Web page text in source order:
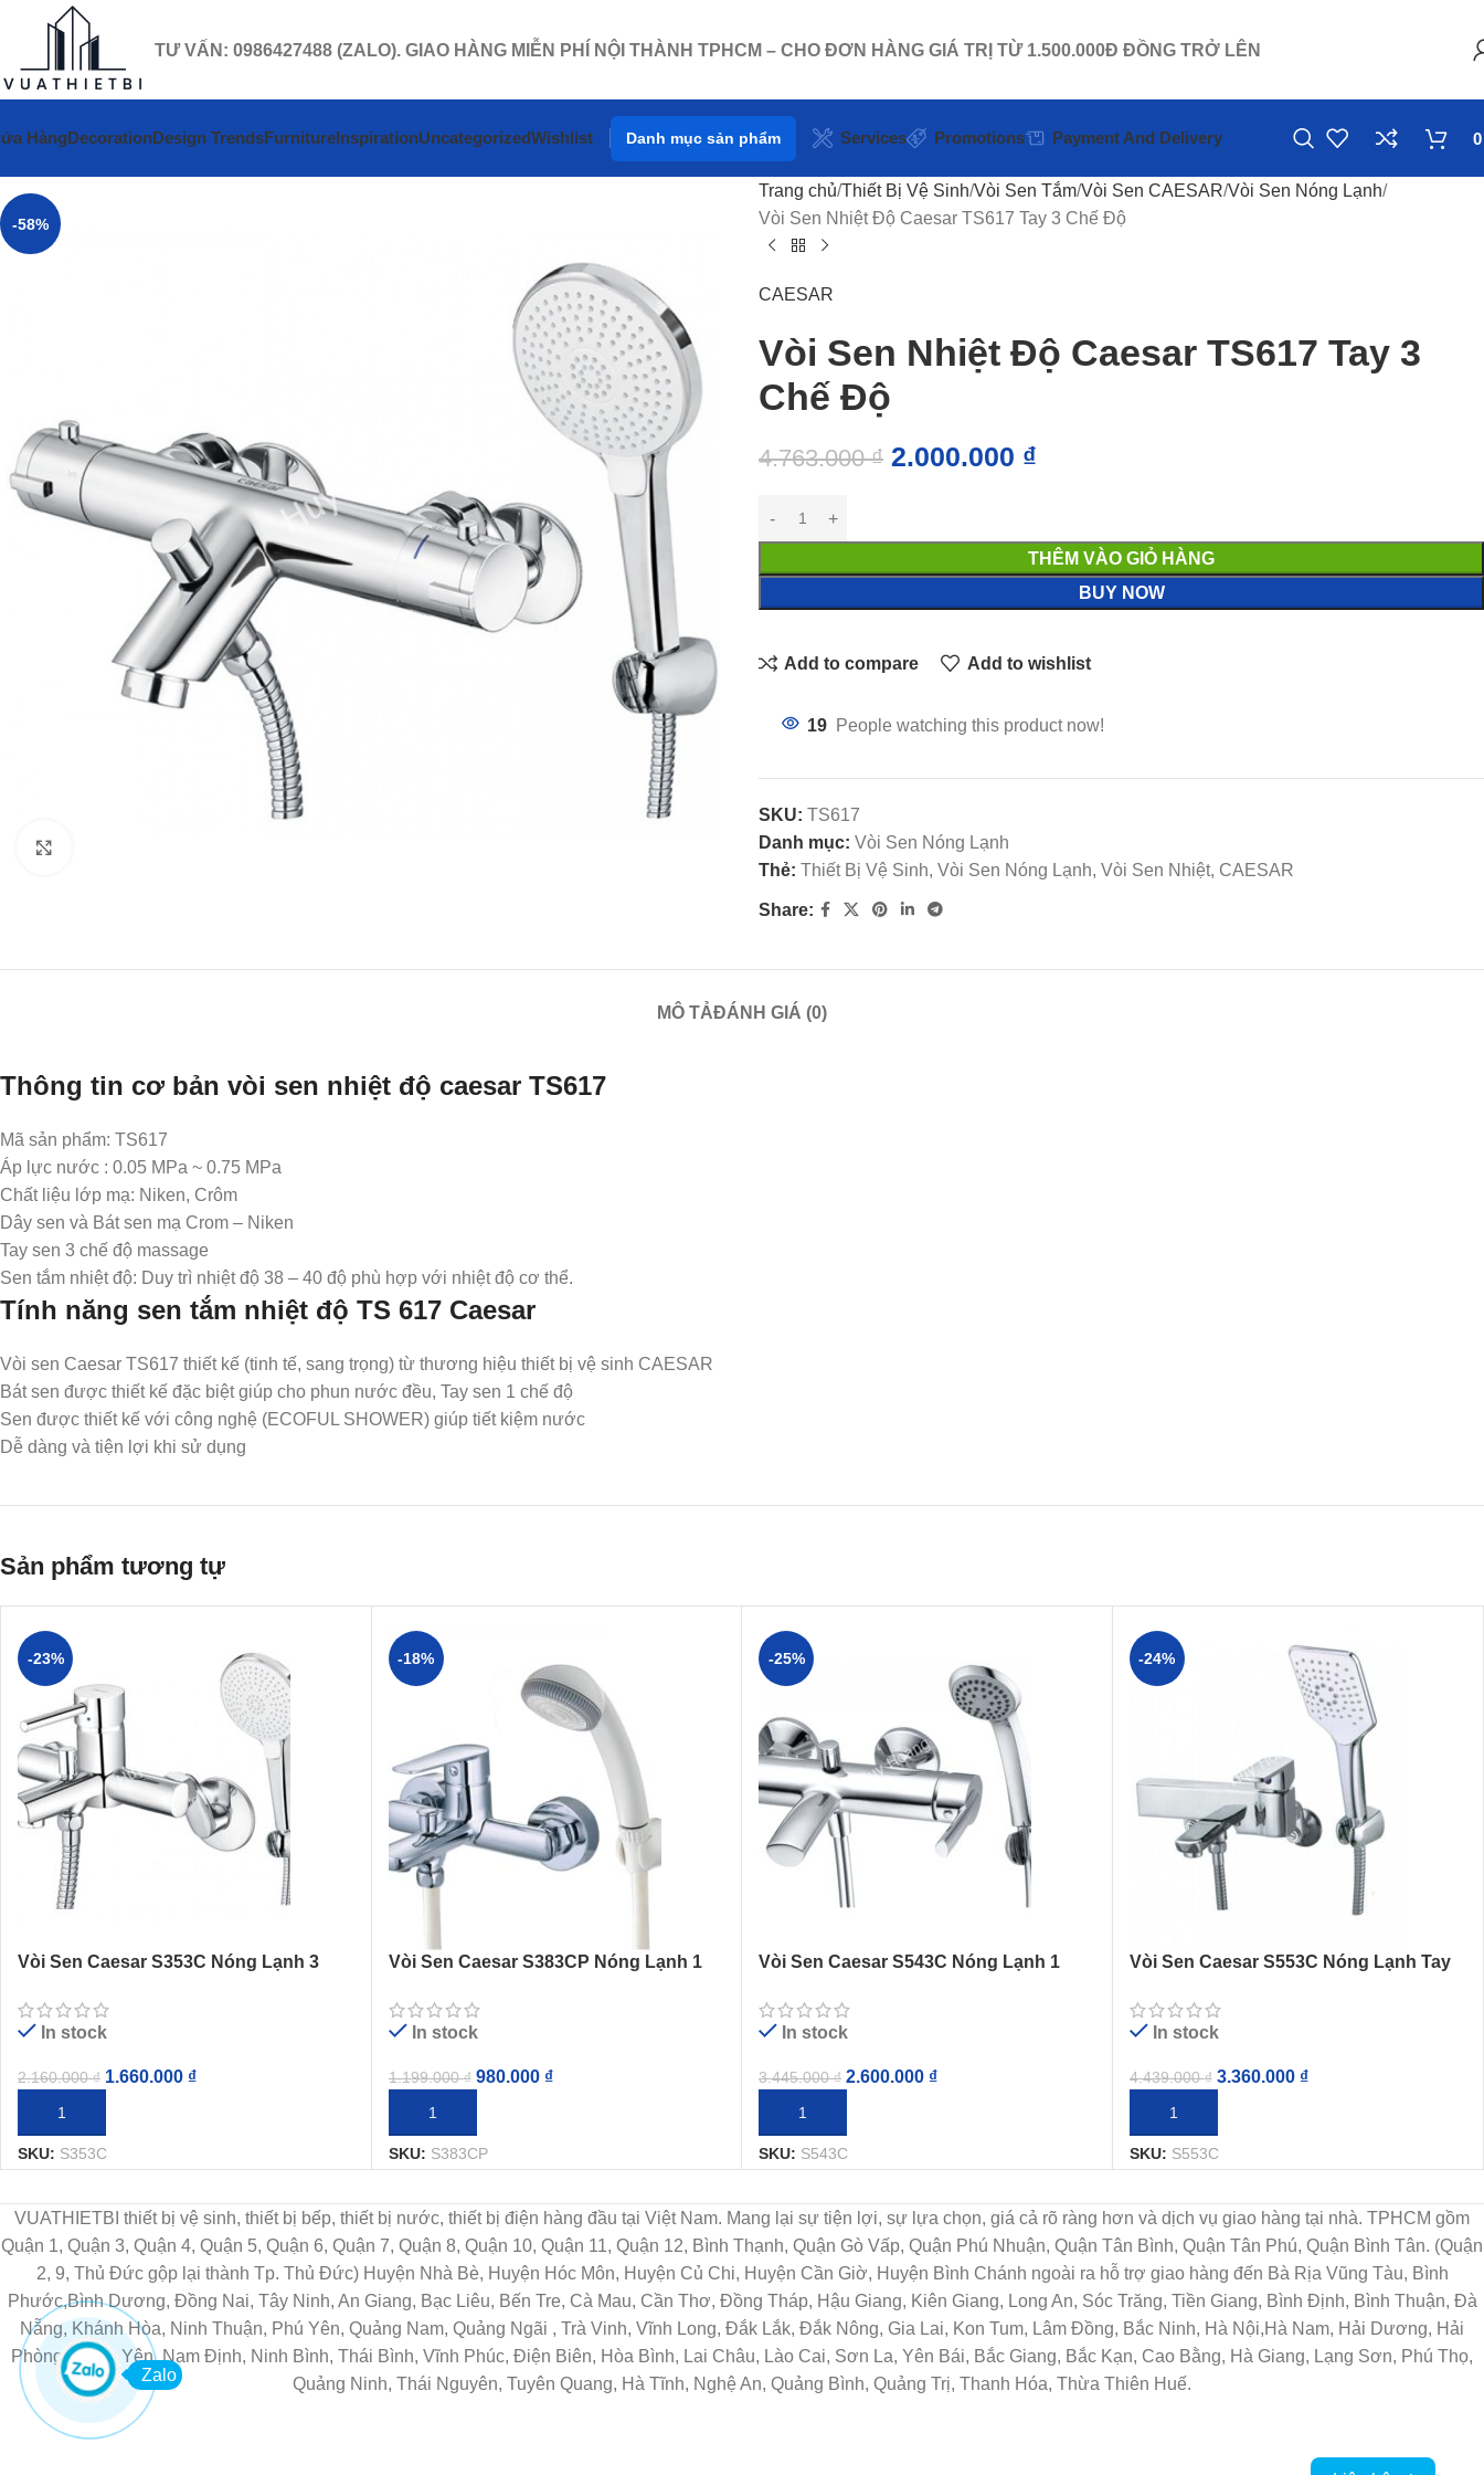
TƯ VẤN: 0986427488 (ZALO). GIAO HÀNG MIỄN PHÍ NỘI THÀNH TPHCM – CHO ĐƠN HÀNG GIÁ TRỊ TỪ 1.500.000Đ ĐỒNG TRỞ LÊN
HàngDecorationDesign TrendsFurnitureInspirationUncategorizedWishlist Danh mục sản phẩm Services Promotions Payment And Delivery
-58%
Trang chủ Thiết Bị Vệ Sinh Vòi Sen Tắm Vòi Sen CAESAR Vòi Sen Nóng Lạnh
Vòi Sen Nhiệt Độ Caesar TS617 Tay 3 Chế Độ
CAESAR
Vòi Sen Nhiệt Độ Caesar TS617 Tay 3
Chế Độ
4.763.000₫ 2.000.000 ₫
THÊM VÀO GIỎ HÀNG
BUY NOW
Add to compare Add to wishlist
19 People watching this product now!
SKU: TS617
Danh mục: Vòi Sen Nóng Lạnh
Thẻ: Thiết Bị Vệ Sinh, Vòi Sen Nóng Lạnh, Vòi Sen Nhiệt, CAESAR
Share:
MÔ TẢĐÁNH GIÁ (0)
Thông tin cơ bản vòi sen nhiệt độ caesar TS617
Mã sản phẩm: TS617
Áp lực nước : 0.05 MPa ~ 0.75 MPa
Chất liệu lớp mạ: Niken, Crôm
Dây sen và Bát sen mạ Crom – Niken
Tay sen 3 chế độ massage
Sen tắm nhiệt độ: Duy trì nhiệt độ 38 – 40 độ phù hợp với nhiệt độ cơ thể.
Tính năng sen tắm nhiệt độ TS 617 Caesar
Vòi sen Caesar TS617 thiết kế (tinh tế, sang trọng) từ thương hiệu thiết bị vệ sinh CAESAR
Bát sen được thiết kế đặc biệt giúp cho phun nước đều, Tay sen 1 chế độ
Sen được thiết kế với công nghệ (ECOFUL SHOWER) giúp tiết kiệm nước
Dễ dàng và tiện lợi khi sử dụng
Sản phẩm tương tự
-23%
Vòi Sen Caesar S353C Nóng Lạnh 3
In stock
2.160.000₫ 1.660.000 ₫
THÊM VÀO GIỎ HÀNG
SKU: S353C
-18%
Vòi Sen Caesar S383CP Nóng Lạnh 1
In stock
1.199.000₫ 980.000 ₫
THÊM VÀO GIỎ HÀNG
SKU: S383CP
-25%
Vòi Sen Caesar S543C Nóng Lạnh 1
In stock
3.445.000₫ 2.600.000 ₫
THÊM VÀO GIỎ HÀNG
SKU: S543C
-24%
Vòi Sen Caesar S553C Nóng Lạnh Tay
In stock
4.439.000₫ 3.360.000 ₫
THÊM VÀO GIỎ HÀNG
SKU: S553C
VUATHIETBI thiết bị vệ sinh, thiết bị bếp, thiết bị nước, thiết bị điện hàng đầu tại Việt Nam. Mang lại sự tiện lợi, sự lựa chọn, giá cả rõ ràng hơn và dịch vụ giao hàng tại nhà. TPHCM gồm
Quận 1, Quận 3, Quận 4, Quận 5, Quận 6, Quận 7, Quận 8, Quận 10, Quận 11, Quận 12, Bình Thạnh, Quận Gò Vấp, Quận Phú Nhuận, Quận Tân Bình, Quận Tân Phú, Quận Bình Tân. (Quận
2, 9, Thủ Đức gộp lại thành Tp. Thủ Đức) Huyện Nhà Bè, Huyện Hóc Môn, Huyện Củ Chi, Huyện Cần Giờ, Huyện Bình Chánh ngoài ra hỗ trợ giao hàng đến Bà Rịa Vũng Tàu, Bình
Phước,Bình Dương, Đồng Nai, Tây Ninh, An Giang, Bạc Liêu, Bến Tre, Cà Mau, Cần Thơ, Đồng Tháp, Hậu Giang, Kiên Giang, Long An, Sóc Trăng, Tiền Giang, Bình Định, Bình Thuận, Đà
Nẵng, Khánh Hòa, Ninh Thuận, Phú Yên, Quảng Nam, Quảng Ngãi , Trà Vinh, Vĩnh Long, Đắk Lắk, Đắk Nông, Gia Lai, Kon Tum, Lâm Đồng, Bắc Ninh, Hà Nội,Hà Nam, Hải Dương, Hải
Phòng, Hưng Yên, Nam Định, Ninh Bình, Thái Bình, Vĩnh Phúc, Điện Biên, Hòa Bình, Lai Châu, Lào Cai, Sơn La, Yên Bái, Bắc Giang, Bắc Kạn, Cao Bằng, Hà Giang, Lạng Sơn, Phú Thọ,
Quảng Ninh, Thái Nguyên, Tuyên Quang, Hà Tĩnh, Nghệ An, Quảng Bình, Quảng Trị, Thanh Hóa, Thừa Thiên Huế.
Zalo